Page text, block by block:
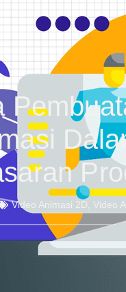
Video Animasi 2D, Video